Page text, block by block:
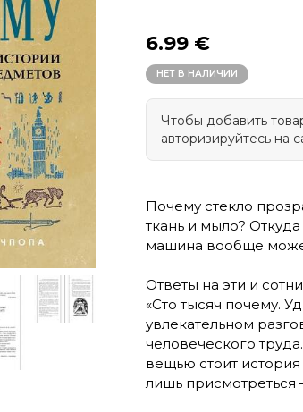
6.99 €
НЕТ В НАЛИЧИИ
Чтобы добавить
авторизируйтесь на
Почему стекло
ткань и мыло?
машина вообще
Ответы на эти и
«Сто тысяч почему.
увлекательном
человеческого
вещью стоит
лишь присмотреться